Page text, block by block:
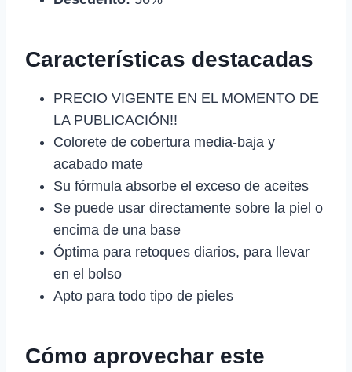
Características destacadas
PRECIO VIGENTE EN EL MOMENTO DE
LA PUBLICACIÓN!!
Colorete de cobertura media-baja y
acabado mate
Su fórmula absorbe el exceso de aceites
Se puede usar directamente sobre la piel o
encima de una base
Óptima para retoques diarios, para llevar
en el bolso
Apto para todo tipo de pieles
Cómo aprovechar este